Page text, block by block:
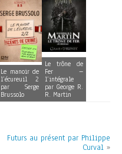
Le manoir de
l’écureuil 2
par Serge
Brussolo
Le trône de
Fer –
l’intégrale
par George R.
R. Martin
Futurs au présent par Philippe
Curval »